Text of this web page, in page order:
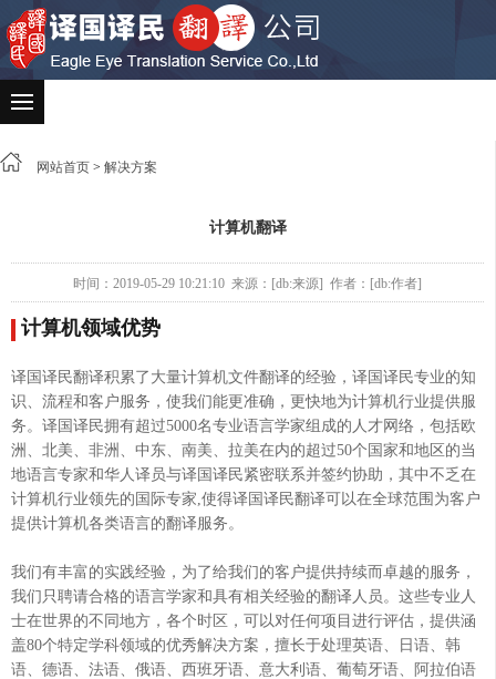
网站首页 > 解决方案
计算机翻译
时间：2019-05-29 10:21:10 来源：[db:来源] 作者：[db:作者]
计算机领域优势
译国译民翻译积累了大量计算机文件翻译的经验，译国译民专业的知
识、流程和客户服务，使我们能更准确，更快地为计算机行业提供服
务。译国译民拥有超过5000名专业语言学家组成的人才网络，包括欧
洲、北美、非洲、中东、南美、拉美在内的超过50个国家和地区的当
地语言专家和华人译员与译国译民紧密联系并签约协助，其中不乏在
计算机行业领先的国际专家,使得译国译民翻译可以在全球范围为客户
提供计算机各类语言的翻译服务。
我们有丰富的实践经验，为了给我们的客户提供持续而卓越的服务，
我们只聘请合格的语言学家和具有相关经验的翻译人员。这些专业人
士在世界的不同地方，各个时区，可以对任何项目进行评估，提供涵
盖80个特定学科领域的优秀解决方案，擅长于处理英语、日语、韩
语、德语、法语、俄语、西班牙语、意大利语、葡萄牙语、阿拉伯语